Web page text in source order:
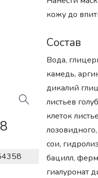
кожу до
Состав
Вода,
камедь,
дикалий
листьев
клеток
сои,
бацилл,
гиалуронат